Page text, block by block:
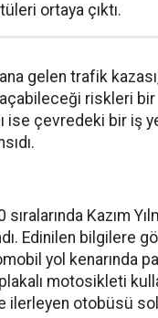
ortaya çıktı.
gelen trafik
riskleri
ise çevredeki bir iş
Kazım
Edinilen bilgilere
yol kenarında
motosikleti
ilerleyen otobüsü